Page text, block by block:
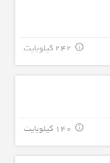
242 کیلوبایت info_outline
140 کیلوبایت info_outline